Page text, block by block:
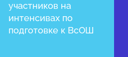
участников на
интенсивах по
подготовке к ВсОШ